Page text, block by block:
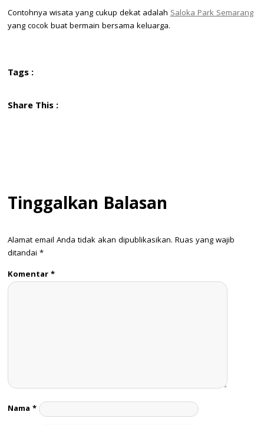
Contohnya wisata yang cukup dekat adalah Saloka Park Semarang
yang cocok buat bermain bersama keluarga.
Tags :
Share This :
Tinggalkan Balasan
Alamat email Anda tidak akan dipublikasikan. Ruas yang wajib
ditandai *
Komentar*
Nama *